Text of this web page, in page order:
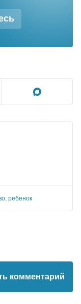
ребенок
комментарий